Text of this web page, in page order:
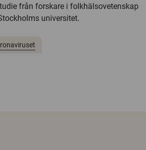
från forskare i folkhälsovetenskap
universitet.